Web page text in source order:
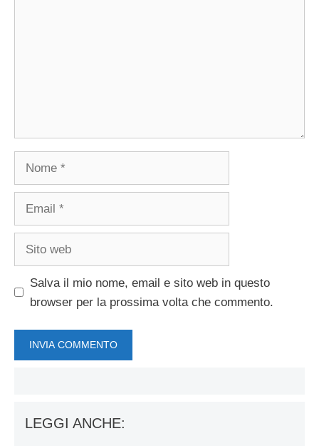
Salva il mio nome, email e sito web in questo
browser per la prossima volta che commento.
LEGGI ANCHE: